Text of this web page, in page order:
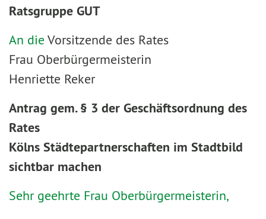
Ratsgruppe GUT
An die Vorsitzende des Rates
Frau Oberbürgermeisterin
Henriette Reker
Antrag gem. § 3 der Geschäftsordnung des
Rates
Kölns Städtepartnerschaften im Stadtbild
sichtbar machen
Sehr geehrte Frau Oberbürgermeisterin,